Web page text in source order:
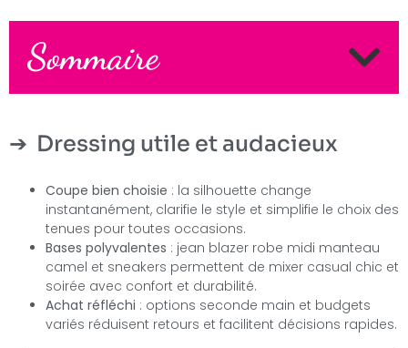
Sommaire
Dressing utile et audacieux
Coupe bien choisie : la silhouette change
instantanément, clarifie le style et simplifie le choix des
tenues pour toutes occasions.
Bases polyvalentes : jean blazer robe midi manteau
camel et sneakers permettent de mixer casual chic et
soirée avec confort et durabilité.
Achat réfléchi : options seconde main et budgets
variés réduisent retours et facilitent décisions rapides.